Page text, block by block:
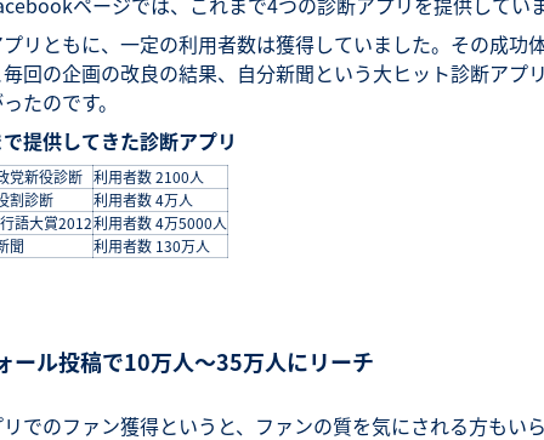
リともに、一定の利用者数は獲得していました。その成功
回の企画の改良の結果、自分新聞という大ヒット診断アプ
たのです。
提供してきた診断アプリ
党新役診断 利用者数 2100人
割診断
利用者数 4万人
語大賞2012利用者数 4万5000人
聞
利用者数 130万人
ール投稿で10万人～35万人にリーチ
でのファン獲得というと、ファンの質を気にされる方もい